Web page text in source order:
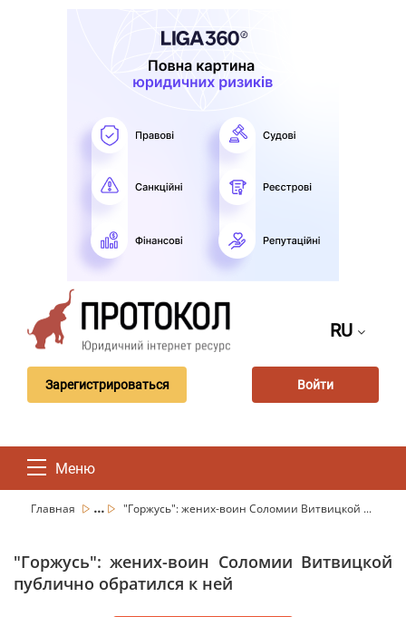
RU
Зарегистрироваться Войти
Меню
Главная ... "Горжусь": жених-воин Соломии Витвицкой ...
"Горжусь": жених-воин Соломии Витвицкой
публично обратился к ней